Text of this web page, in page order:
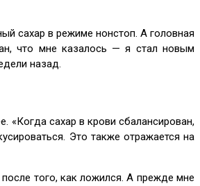
сахар в режиме нонстоп. А головная
что мне казалось — я стал новым
назад.
«Когда сахар в крови сбалансирован,
Это также отражается на
того, как ложился. А прежде мне